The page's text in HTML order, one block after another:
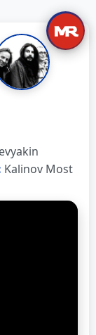
Kalinov Most